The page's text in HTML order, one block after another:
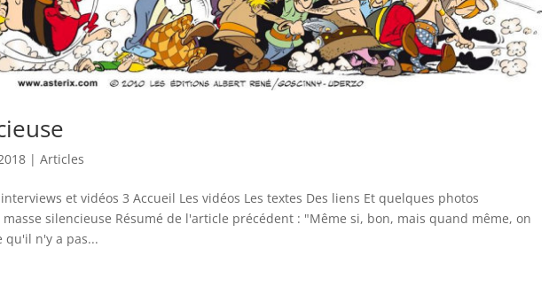
|Articles
et vidéos 3 Accueil Les vidéos Les textes Des liens Et quelques photos
masse silencieuse Résumé de l'article précédent : "Même si, bon, mais quand même, on
qu'il n'y a pas...